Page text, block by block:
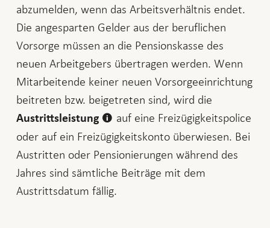
abzumelden, wenn das Arbeitsverhältnis endet.
Die angesparten Gelder aus der beruflichen
Vorsorge müssen an die Pensionskasse des
neuen Arbeitgebers übertragen werden. Wenn
Mitarbeitende keiner neuen Vorsorgeeinrichtung
beitreten bzw. beigetreten sind, wird die
Austrittsleistung
auf eine Freizügigkeitspolice
oder auf ein Freizügigkeitskonto überwiesen. Bei
Austritten oder Pensionierungen während des
Jahres sind sämtliche Beiträge mit dem
Austrittsdatum fällig.